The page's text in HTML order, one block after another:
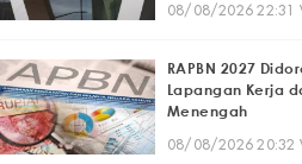
08/08/2026 22:31
RAPBN 2027
Lapangan Kerja
Menengah
08/08/2026 20:32